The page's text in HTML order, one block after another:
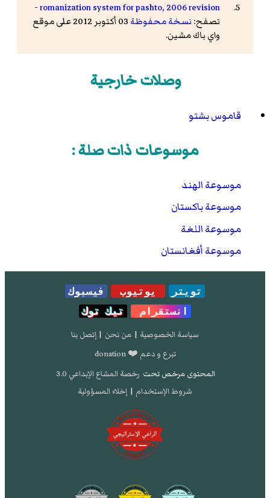
romanization system for pashto, 2006 revision
-
تصفح: نسخة محفوظة
03 أكتوبر 2012 على موقع
واي باك مشين.
وصلات خارجية
قاموس بشتو
موسوعات ذات صلة :
موسوعة الهند
موسوعة باكستان
موسوعة اللغة
موسوعة أفغانستان
تويتر يوتيوب
فيسبوك
انستقرام
تيك توك
سياسة الخصوصية | من نحن | إتصل بنا
تبرع و دعم ❤️ donation
المحتوى مرخص تحت رخصة المشاع الإبداعي 3.0
شروط الإستخدام | إخلاء المسؤولية